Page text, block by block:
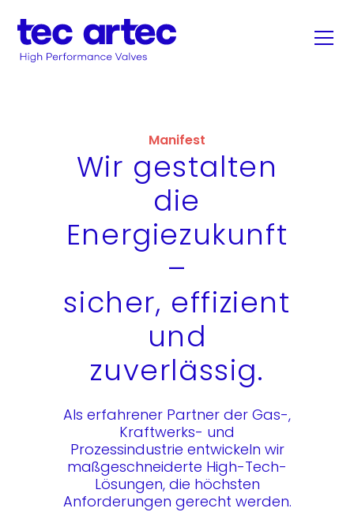
Manifest
Wir gestalten
die
Energiezukunft
–
sicher, effizient
und
zuverlässig.
Als erfahrener Partner der Gas-,
Kraftwerks- und
Prozessindustrie entwickeln wir
maßgeschneiderte High-Tech-
Lösungen, die höchsten
Anforderungen gerecht werden.